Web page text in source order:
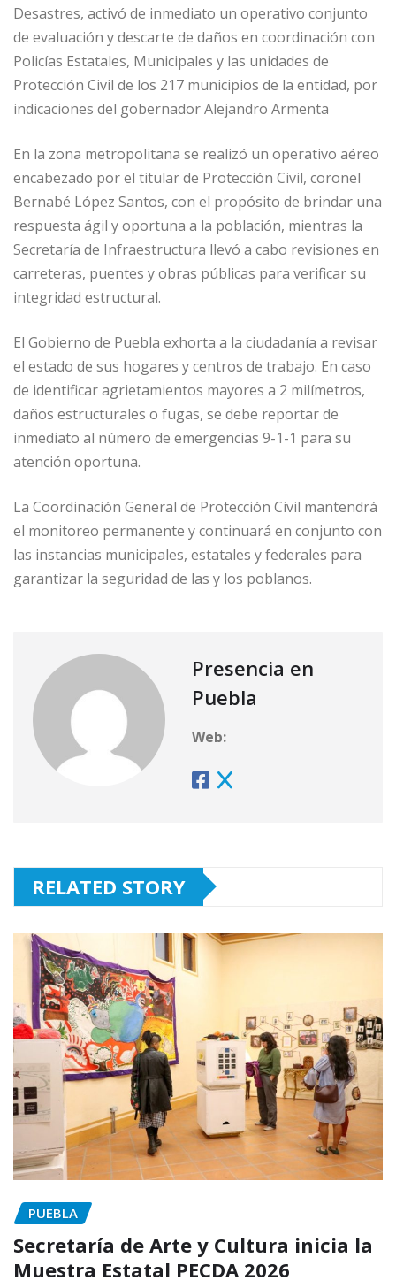
Desastres, activó de inmediato un operativo conjunto
de evaluación y descarte de daños en coordinación con
Policías Estatales, Municipales y las unidades de
Protección Civil de los 217 municipios de la entidad, por
indicaciones del gobernador Alejandro Armenta
En la zona metropolitana se realizó un operativo aéreo
encabezado por el titular de Protección Civil, coronel
Bernabé López Santos, con el propósito de brindar una
respuesta ágil y oportuna a la población, mientras la
Secretaría de Infraestructura llevó a cabo revisiones en
carreteras, puentes y obras públicas para verificar su
integridad estructural.
El Gobierno de Puebla exhorta a la ciudadanía a revisar
el estado de sus hogares y centros de trabajo. En caso
de identificar agrietamientos mayores a 2 milímetros,
daños estructurales o fugas, se debe reportar de
inmediato al número de emergencias 9-1-1 para su
atención oportuna.
La Coordinación General de Protección Civil mantendrá
el monitoreo permanente y continuará en conjunto con
las instancias municipales, estatales y federales para
garantizar la seguridad de las y los poblanos.
Presencia en
Puebla
Web:
RELATED STORY
PUEBLA
Secretaría de Arte y Cultura inicia la
Muestra Estatal PECDA 2026